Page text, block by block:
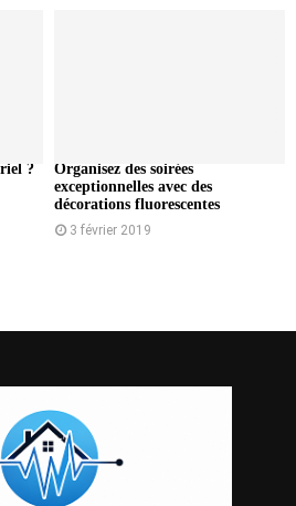
?
Organisez des soirées
exceptionnelles avec des
décorations fluorescentes
3 février 2019